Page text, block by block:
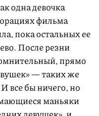
одна девочка
фильма
пока остальных ее
После резни
прямо
— таких же
все бы ничего, но
маньяки